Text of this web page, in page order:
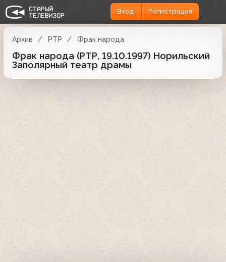
Вход Регистрация
Архив РТР Фрак народа
Фрак народа (РТР, 19.10.1997) Норильский
Заполярный театр драмы